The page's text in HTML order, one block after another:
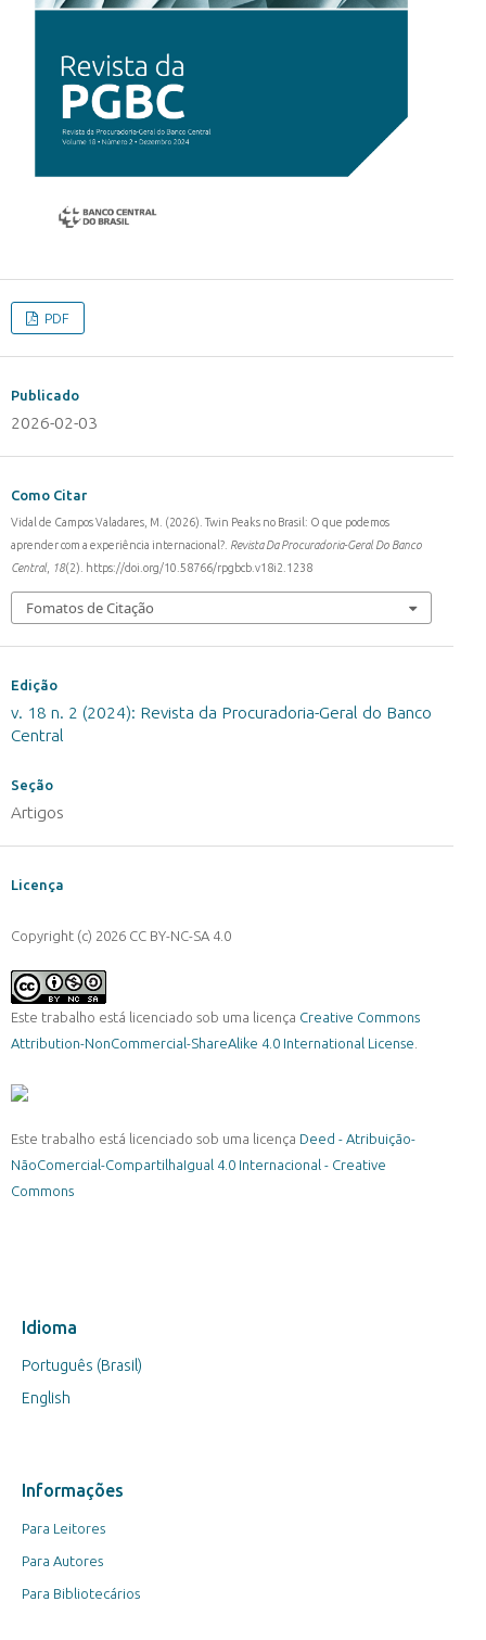
PDF
Publicado
2026-02-03
Como Citar
Vidal de Campos Valadares, M. (2026). Twin Peaks no Brasil: O que podemos
aprender com a experiência internacional?. Revista Da Procuradoria-Geral Do Banco
Central, 18(2). https://doi.org/10.58766/rpgbcb.v18i2.1238
Fomatos de Citação
Edição
v. 18 n. 2 (2024): Revista da Procuradoria-Geral do Banco
Central
Seção
Artigos
Licença
Copyright (c) 2026 CC BY-NC-SA 4.0
Este trabalho está licenciado sob uma licença Creative Commons
Attribution-NonCommercial-ShareAlike 4.0 International License
Este trabalho está licenciado sob uma licença Deed - Atribuição-
NãoComercial-CompartilhaIgual 4.0 Internacional - Creative
Commons
Idioma
Português (Brasil)
English
Informações
Para Leitores
Para Autores
Para Bibliotecários